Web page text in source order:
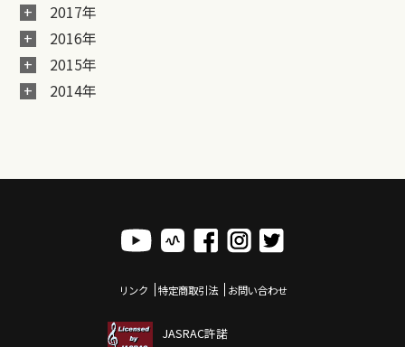
2017年
2016年
2015年
2014年
リンク 特定商取引法 お問い合わせ
JASRAC許諾